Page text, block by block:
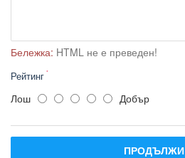
Бележка: HTML не е преведен!
Рейтинг
Лош Добър
ПРОДЪЛЖИ